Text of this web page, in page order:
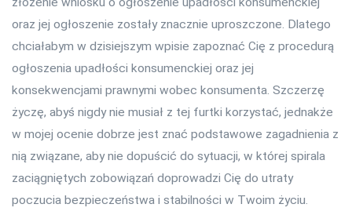
oraz jej ogłoszenie zostały znacznie uproszczone. Dlatego
chciałabym w dzisiejszym wpisie zapoznać Cię z procedurą
ogłoszenia upadłości konsumenckiej oraz jej
konsekwencjami prawnymi wobec konsumenta. Szczerzę
życzę, abyś nigdy nie musiał z tej furtki korzystać, jednakże
w mojej ocenie dobrze jest znać podstawowe zagadnienia z
nią związane, aby nie dopuścić do sytuacji, w której spirala
zaciągniętych zobowiązań doprowadzi Cię do utraty
poczucia bezpieczeństwa i stabilności w Twoim życiu.